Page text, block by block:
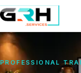
Aller au contenu
PROFESSIONAL